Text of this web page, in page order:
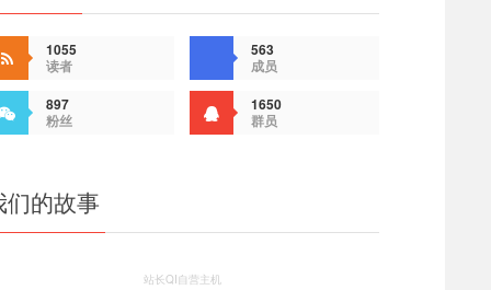
1055
读者
563
成员
897
粉丝
1650
群员
们的故事
站长QI自营主机